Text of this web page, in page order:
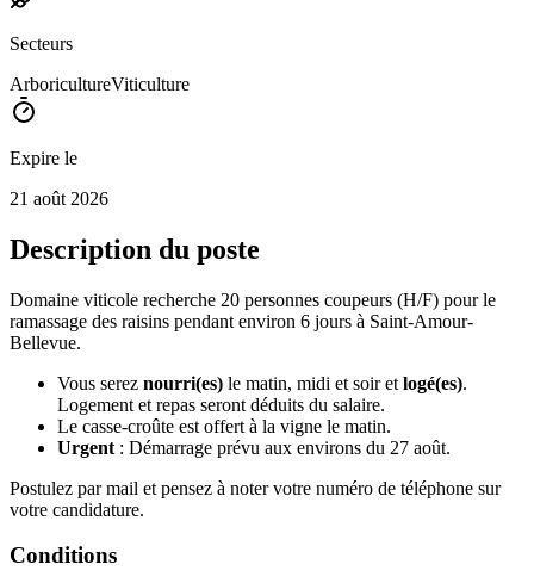
Secteurs
ArboricultureViticulture
Expire le
21 août 2026
Description du poste
Domaine viticole recherche 20 personnes coupeurs (H/F) pour le
ramassage des raisins pendant environ 6 jours à Saint-Amour-
Bellevue.
Vous serez nourri(es) le matin, midi et soir et logé(es).
Logement et repas seront déduits du salaire.
Le casse-croûte est offert à la vigne le matin.
Urgent : Démarrage prévu aux environs du 27 août.
Postulez par mail et pensez à noter votre numéro de téléphone sur
votre candidature.
Conditions